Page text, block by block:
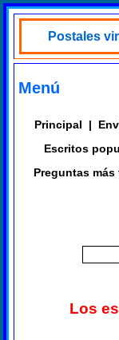
Postales
Menú
Principal |
Escritos
Preguntas
Los